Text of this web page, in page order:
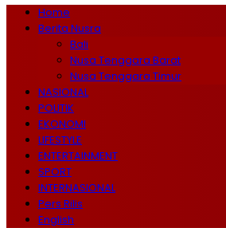
Home
Berita Nusra
Bali
Nusa Tenggara Barat
Nusa Tenggara Timur
NASIONAL
POLITIK
EKONOMI
LIFESTYLE
ENTERTAINMENT
SPORT
INTERNASIONAL
Pers Rilis
English